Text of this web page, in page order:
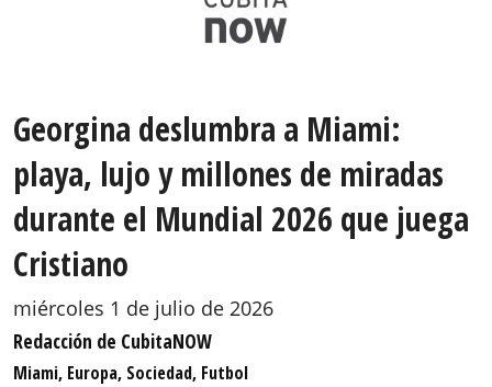
Georgina deslumbra a Miami:
playa, lujo y millones de miradas
durante el Mundial 2026 que juega
Cristiano
miércoles 1 de julio de 2026
Redacción de CubitaNOW
Miami, Europa, Sociedad, Futbol